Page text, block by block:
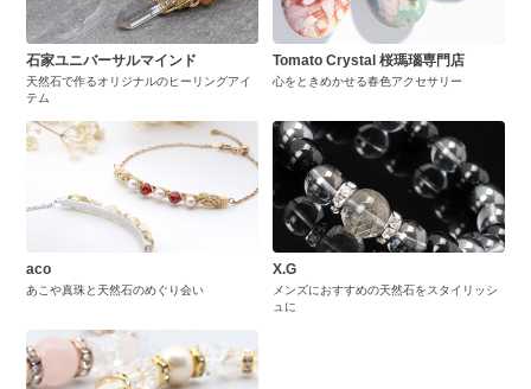
石家ユニバーサルマインド
天然石で作るオリジナルのヒーリングアイ
テム
Tomato Crystal 桜瑪瑙専門店
心をときめかせる春色アクセサリー
aco
あこや真珠と天然石のめぐり会い
X.G
メンズにおすすめの天然石をスタイリッシ
ュに